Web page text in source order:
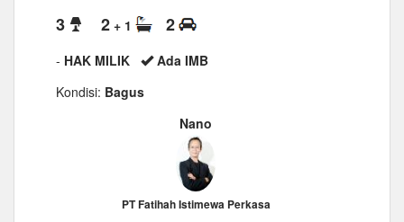
3 2 + 1 2
- HAK MILIK
Ada IMB
Kondisi: Bagus
Nano
PT Fatihah Istimewa Perkasa